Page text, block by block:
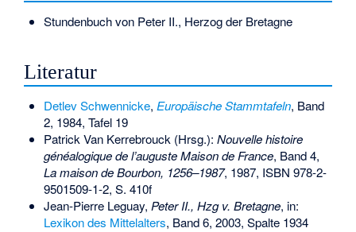
Stundenbuch von Peter II., Herzog der Bretagne
Literatur
Detlev Schwennicke, Europäische Stammtafeln, Band
2, 1984, Tafel 19
Patrick Van Kerrebrouck (Hrsg.): Nouvelle histoire
généalogique de l’auguste Maison de France, Band 4,
La maison de Bourbon, 1256–1987, 1987, ISBN 978-2-
9501509-1-2, S. 410f
Jean-Pierre Leguay, Peter II., Hzg v. Bretagne, in:
Lexikon des Mittelalters, Band 6, 2003, Spalte 1934